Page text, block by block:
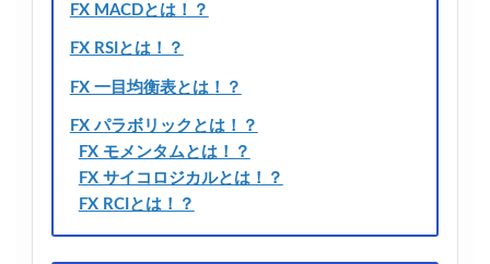
FX MACDとは！？
FX RSIとは！？
FX 一目均衡表とは！？
FX パラボリックとは！？
FX モメンタムとは！？
FX サイコロジカルとは！？
FX RCIとは！？